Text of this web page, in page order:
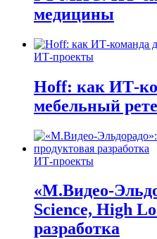
медицины
ИТ-проекты
Hoff: как ИТ-
мебельный
ИТ-проекты
«М.Видео-
Science, High
разработка